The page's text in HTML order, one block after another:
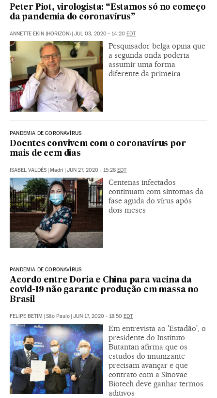
Peter Piot, virologista: “Estamos só no começo
da pandemia do coronavírus”
ANNETTE EKIN (HORIZON) | JUL 03, 2020 - 14:20 EDT
Pesquisador belga opina que
a segunda onda poderia
assumir uma forma
diferente da primeira
PANDEMIA DE CORONAVÍRUS
Doentes convivem com o coronavírus por
mais de cem dias
ISABEL VALDÉS | Madri | JUN 27, 2020 - 15:28 EDT
Centenas infectados
continuam com sintomas da
fase aguda do vírus após
dois meses
PANDEMIA DE CORONAVÍRUS
Acordo entre Doria e China para vacina da
covid-19 não garante produção em massa no
Brasil
FELIPE BETIM | São Paulo | JUN 17, 2020 - 18:50 EDT
Em entrevista ao 'Estadão', o
presidente do Instituto
Butantan afirma que os
estudos do imunizante
precisam avançar e que
contrato com a Sinovac
Biotech deve ganhar termos
aditivos